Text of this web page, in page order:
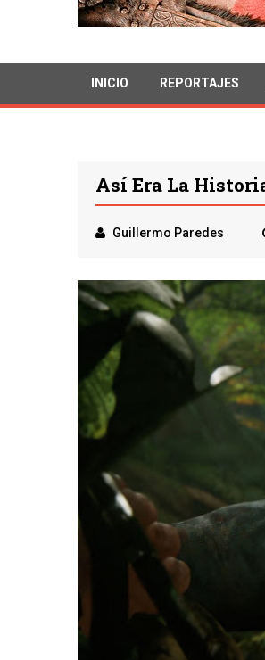
INICIO REPORTAJES
Así Era La
Guillermo Paredes